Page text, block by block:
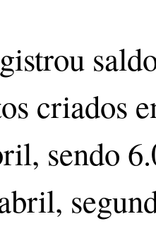
criados
sendo